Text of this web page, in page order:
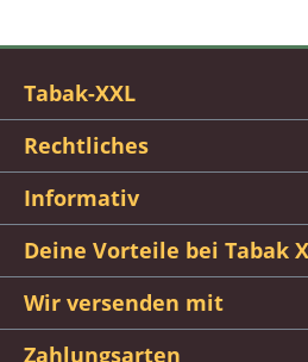
Tabak-XXL
Rechtliches
Informativ
Deine Vorteile bei Tabak
Wir versenden mit
Zahlungsarten